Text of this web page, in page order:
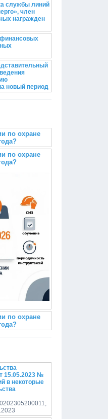
службы линий
член
награжден
новый период
по охране
по охране
по охране
15.05.2023 №
в некоторые